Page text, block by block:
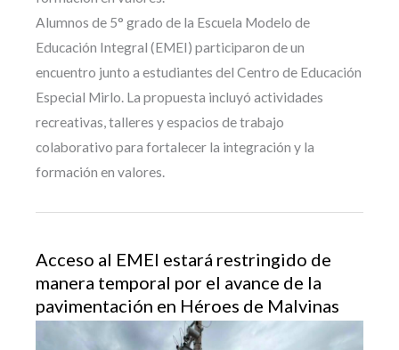
Alumnos de 5° grado de la Escuela Modelo de
Educación Integral (EMEI) participaron de un
encuentro junto a estudiantes del Centro de Educación
Especial Mirlo. La propuesta incluyó actividades
recreativas, talleres y espacios de trabajo
colaborativo para fortalecer la integración y la
formación en valores.
Acceso al EMEI estará restringido de
manera temporal por el avance de la
pavimentación en Héroes de Malvinas